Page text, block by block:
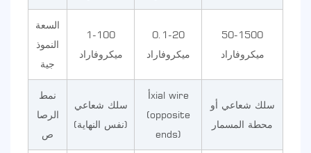
السعة
النموذ
جية
1-100
ميكروفاراد
0.1-20
ميكروفاراد
50-1500
ميكروفاراد
نمط
الرصا
ص
سلك شعاعي
(نفس النهاية)
أxial wire
(opposite
ends)
سلك شعاعي أو
محطة المسمار